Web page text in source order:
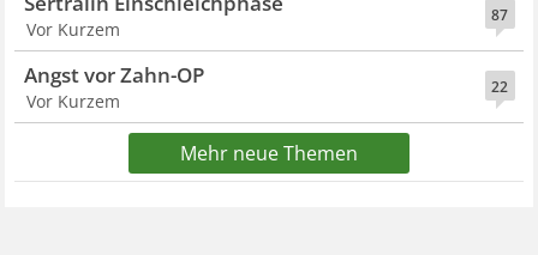
87
Vor Kurzem
22
Angst vor Zahn-OP
Vor Kurzem
Mehr neue Themen